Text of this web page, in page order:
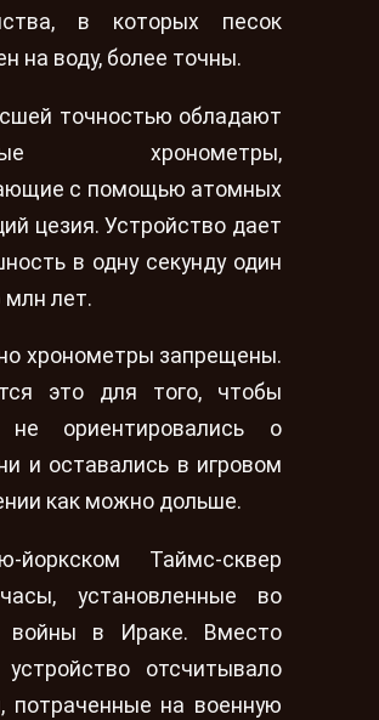
в которых песок
на воду, более точны.
точностью обладают
хронометры,
с помощью атомных
цезия. Устройство дает
в одну секунду один
млн лет.
хронометры запрещены.
это для того, чтобы
не ориентировались о
и оставались в игровом
как можно дольше.
йоркском Таймс-сквер
установленные во
войны в Ираке. Вместо
отсчитывало
потраченные на военную